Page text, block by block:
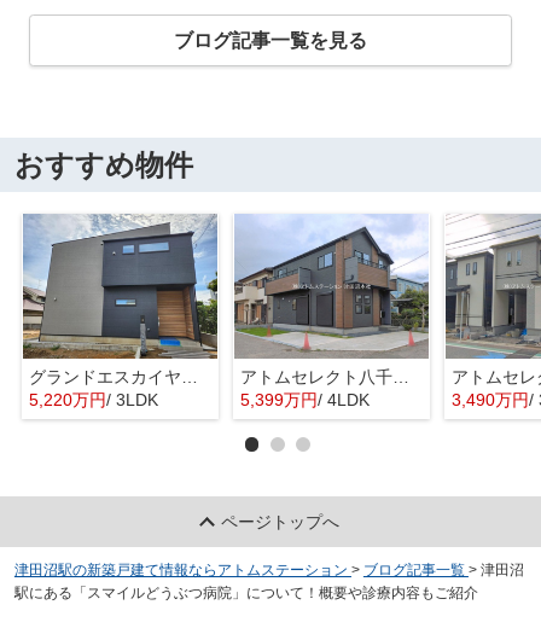
ブログ記事一覧を見る
おすすめ物件
5,220万円/ 3LDK
アトムセレクト八千代市大和田新田２期１号棟
5,399万円/ 4LDK 3,490万円/
ページトップへ
津田沼駅の新築戸建て情報ならアトムステーション > ブログ記事一覧 > 津田沼
駅にある「スマイルどうぶつ病院」について！概要や診療内容もご紹介